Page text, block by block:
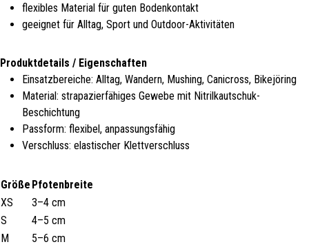
flexibles Material für guten Bodenkontakt
geeignet für Alltag, Sport und Outdoor-Aktivitäten
Produktdetails / Eigenschaften
Einsatzbereiche: Alltag, Wandern, Mushing, Canicross, Bikejöring
Material: strapazierfähiges Gewebe mit Nitrilkautschuk-
Beschichtung
Passform: flexibel, anpassungsfähig
Verschluss: elastischer Klettverschluss
Größe Pfotenbreite
XS
3–4 cm
S
4–5 cm
M
5–6 cm